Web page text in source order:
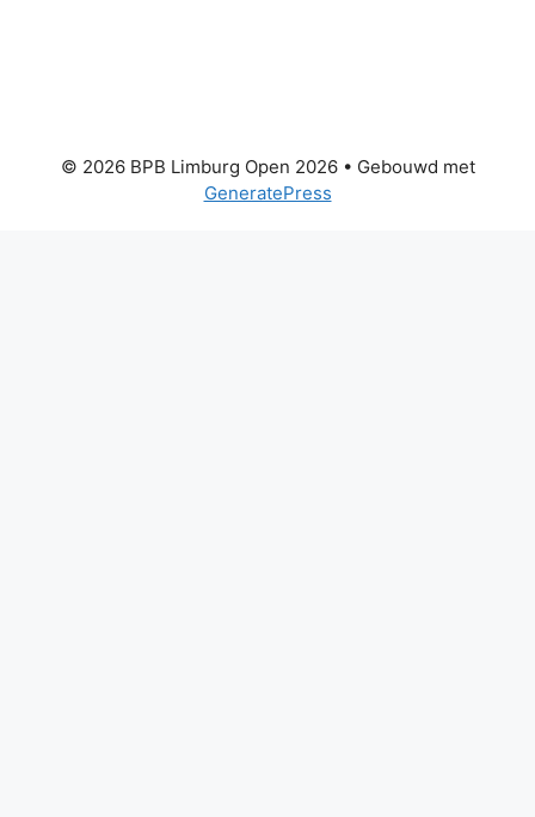
© 2026 BPB Limburg Open 2026• Gebouwd met
GeneratePress